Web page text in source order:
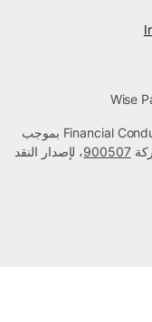
تم اعتماد شركة Wise بواسطة Financial Conduct Authority بموجب
900507، لإصدار النقد